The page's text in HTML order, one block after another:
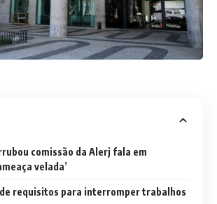
comissão da Alerj fala em
velada’
requisitos para interromper trabalhos